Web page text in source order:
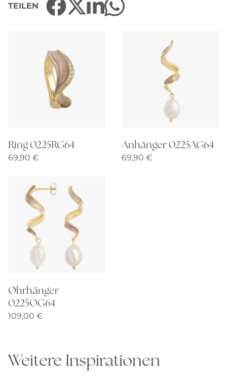
TEILEN
Ring 0225RG64
69,90 €
Anhänger 0225AG64
69,90 €
Ohrhänger
0225OG64
109,00 €
Weitere Inspirationen